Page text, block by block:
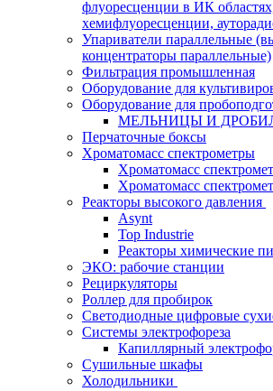
флуоресценции в ИК
хемифлуоресценции,
Упариватели параллельные
концентраторы параллельные)
Фильтрация промышленная
Оборудование для
Оборудование для
МЕЛЬНИЦЫ И
Перчаточные боксы
Хроматомасс спектрометры
Хроматомасс
Хроматомасс
Реакторы высокого давления
Asynt
Top Industrie
Реакторы химические
ЭКО: рабочие станции
Рециркуляторы
Роллер для пробирок
Светодиодные цифровые
Системы электрофореза
Капиллярный
Сушильные шкафы
Холодильники